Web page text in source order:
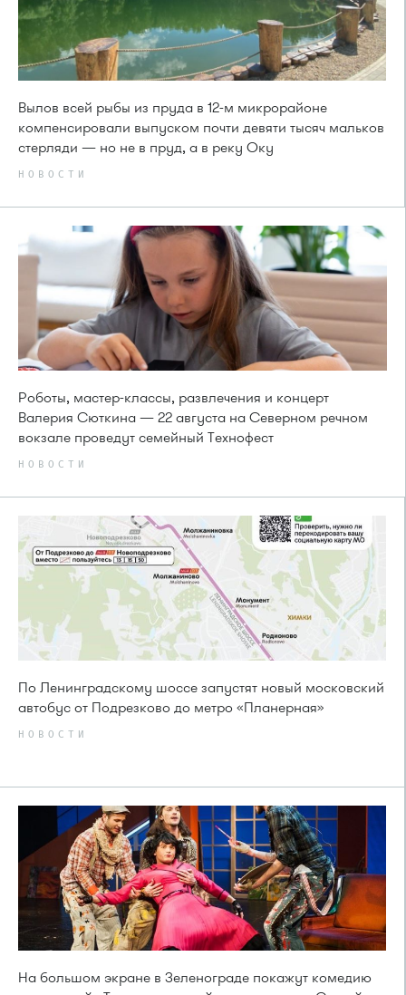
Вылов всей рыбы из пруда в 12-м микрорайоне
компенсировали выпуском почти девяти тысяч мальков
стерляди — но не в пруд, а в реку Оку
НОВОСТИ
Роботы, мастер-классы, развлечения и концерт
Валерия Сюткина — 22 августа на Северном речном
вокзале проведут семейный Технофест
НОВОСТИ
По Ленинградскому шоссе запустят новый московский
автобус от Подрезково до метро «Планерная»
НОВОСТИ
На большом экране в Зеленограде покажут комедию